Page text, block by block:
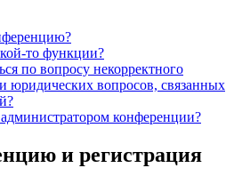
то функции?
по вопросу некорректного
юридических вопросов, связанных
администратором конференции?
и регистрация